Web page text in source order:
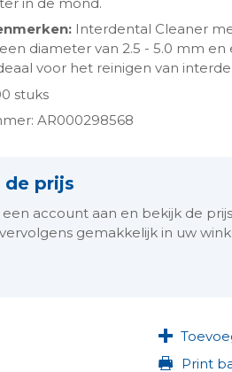
Interdental Cleaner
diameter van 2.5 - 5.0 mm
voor het reinigen van
stuks
AR000298568
de prijs
een account aan en bekijk de
gemakkelijk in uw
Print